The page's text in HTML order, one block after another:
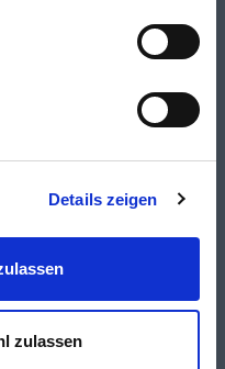
Details zeigen
zulassen